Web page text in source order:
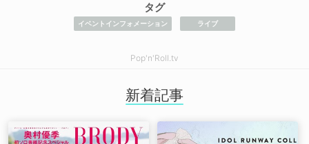
タグ
イベントインフォメーション ライブ
Pop'n'Roll.tv
新着記事